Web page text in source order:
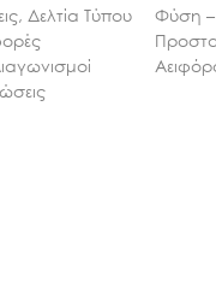
Δελτία Τύπου
Φύση –